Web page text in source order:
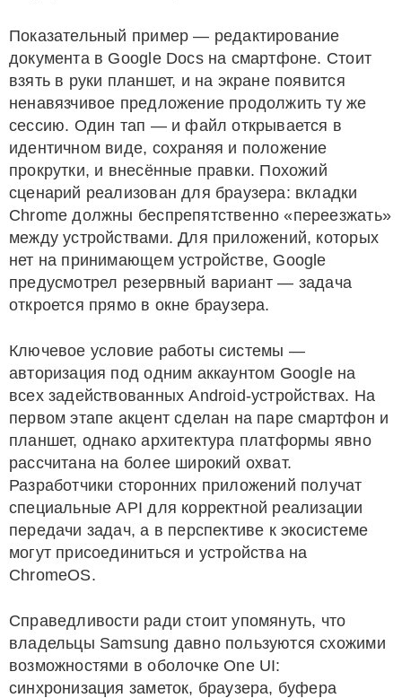
Показательный пример — редактирование
документа в Google Docs на смартфоне. Стоит
взять в руки планшет, и на экране появится
ненавязчивое предложение продолжить ту же
сессию. Один тап — и файл открывается в
идентичном виде, сохраняя и положение
прокрутки, и внесённые правки. Похожий
сценарий реализован для браузера: вкладки
Chrome должны беспрепятственно «переезжать»
между устройствами. Для приложений, которых
нет на принимающем устройстве, Google
предусмотрел резервный вариант — задача
откроется прямо в окне браузера.
Ключевое условие работы системы —
авторизация под одним аккаунтом Google на
всех задействованных Android-устройствах. На
первом этапе акцент сделан на паре смартфон и
планшет, однако архитектура платформы явно
рассчитана на более широкий охват.
Разработчики сторонних приложений получат
специальные API для корректной реализации
передачи задач, а в перспективе к экосистеме
могут присоединиться и устройства на
ChromeOS.
Справедливости ради стоит упомянуть, что
владельцы Samsung давно пользуются схожими
возможностями в оболочке One UI:
синхронизация заметок, браузера, буфера